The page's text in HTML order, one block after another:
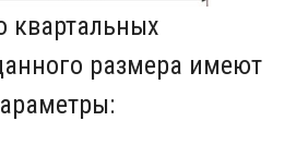
квартальных
размера имеют